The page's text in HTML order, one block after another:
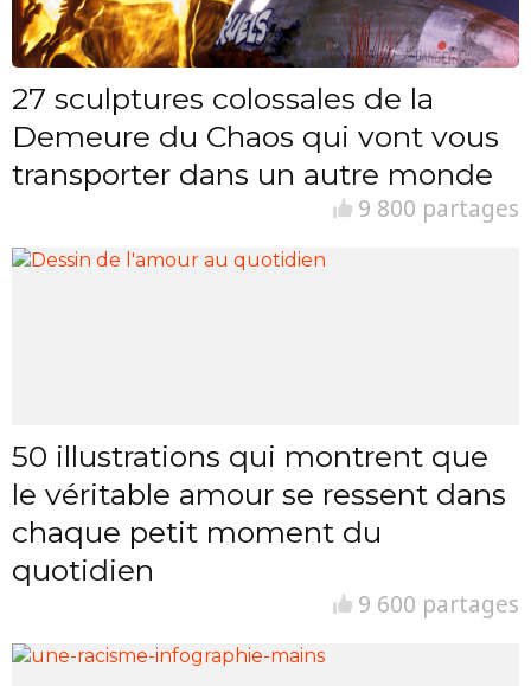
27 sculptures colossales de la
Demeure du Chaos qui vont vous
transporter dans un autre monde
9 800 partages
50 illustrations qui montrent que
le véritable amour se ressent dans
chaque petit moment du
quotidien
9 600 partages